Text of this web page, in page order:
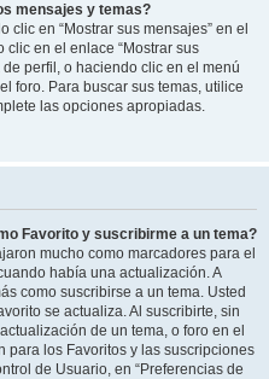
mensajes y temas?
en “Mostrar sus mensajes” en el
en el enlace “Mostrar sus
perfil, o haciendo clic en el menú
foro. Para buscar sus temas, utilice
las opciones apropiadas.
Favorito y suscribirme a un tema?
mucho como marcadores para el
había una actualización. A
como suscribirse a un tema. Usted
se actualiza. Al suscribirte, sin
de un tema, o foro en el
para los Favoritos y las suscripciones
de Usuario, en “Preferencias de